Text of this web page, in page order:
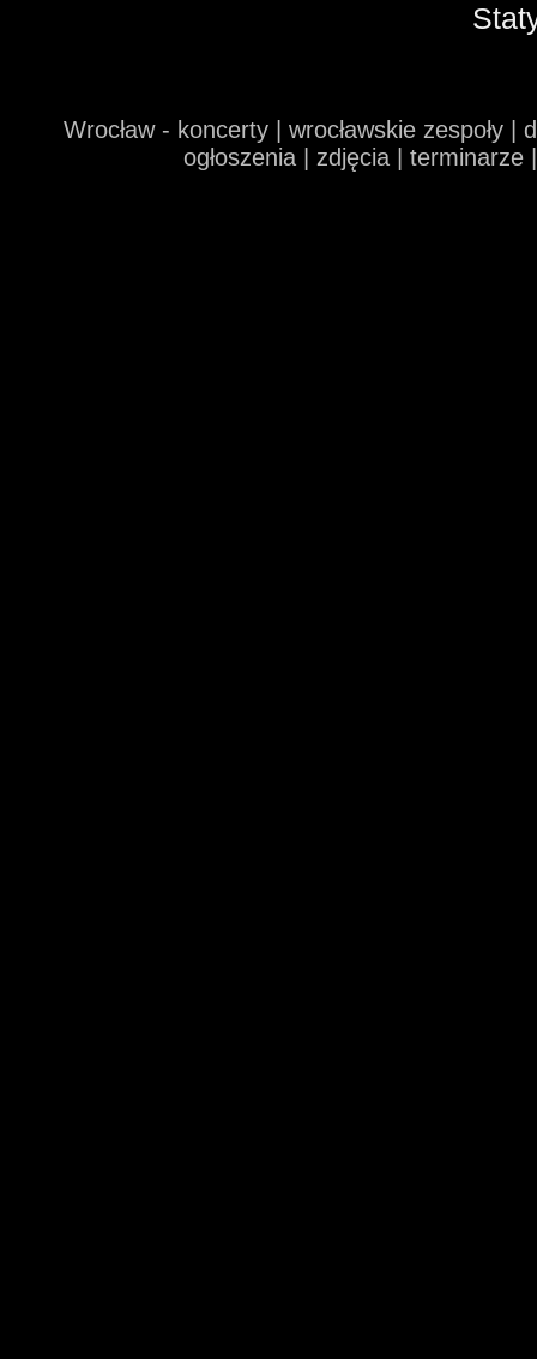
Wrocław - koncerty | wrocławskie zespoły
ogłoszenia | zdjęcia |